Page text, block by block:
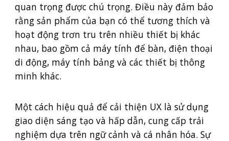
quan trọng được chú trọng. Điều này đảm bảo
rằng sản phẩm của bạn có thể tương thích và
hoạt động trơn tru trên nhiều thiết bị khác
nhau, bao gồm cả máy tính để bàn, điện thoại
di động, máy tính bảng và các thiết bị thông
minh khác.
Một cách hiệu quả để cải thiện UX là sử dụng
giao diện sáng tạo và hấp dẫn, cung cấp trải
nghiệm dựa trên ngữ cảnh và cá nhân hóa. Sự